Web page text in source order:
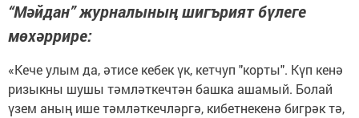
“Мәйдан” журналының шигърият бүлеге
мөхәррире:
«Кече улым да, әтисе кебек үк, кетчуп "корты". Күп кенә
ризыкны шушы тәмләткечтән башка ашамый. Болай
үзем аның ише тәмләткечләргә, кибетнекенә бигрәк тә,